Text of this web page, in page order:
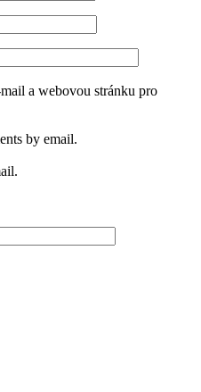
a webovou stránku pro
by email.